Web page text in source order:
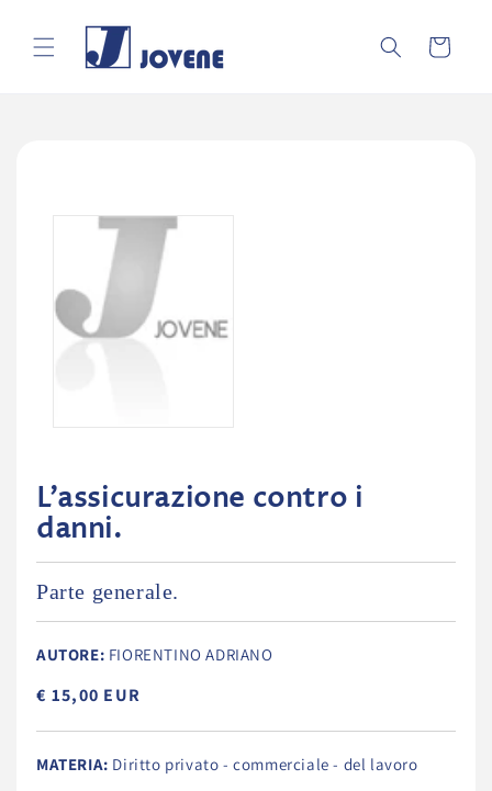
direttamente
ai contenuti
Carrello
sul prodotto
L'assicurazione contro i
danni.
Parte generale.
AUTORE: FIORENTINO ADRIANO
€ 15,00 EUR
MATERIA: Diritto privato - commerciale - del lavoro